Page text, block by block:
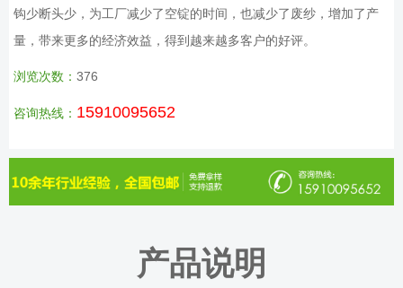
钩少断头少，为工厂减少了空锭的时间，也减少了废纱，增加了产
量，带来更多的经济效益，得到越来越多客户的好评。
浏览次数： 376
咨询热线： 15910095652
产品说明